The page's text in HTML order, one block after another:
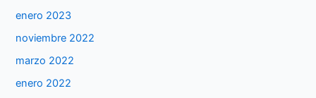
enero 2023
noviembre 2022
marzo 2022
enero 2022